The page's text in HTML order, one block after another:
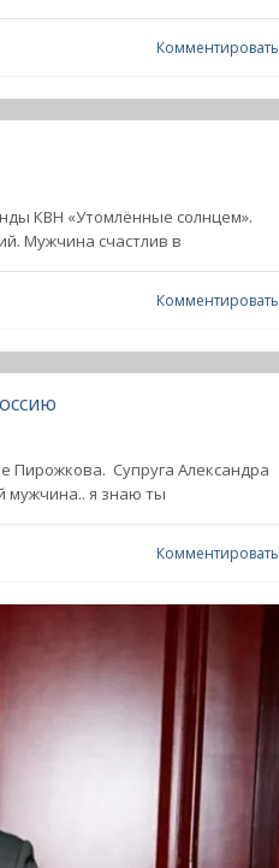
Комментировать
КВН «Утомлённые солнцем».
Мужчина счастлив в
Комментировать
Пирожкова. Супруга Александра
мужчина.. я знаю ты
Комментировать